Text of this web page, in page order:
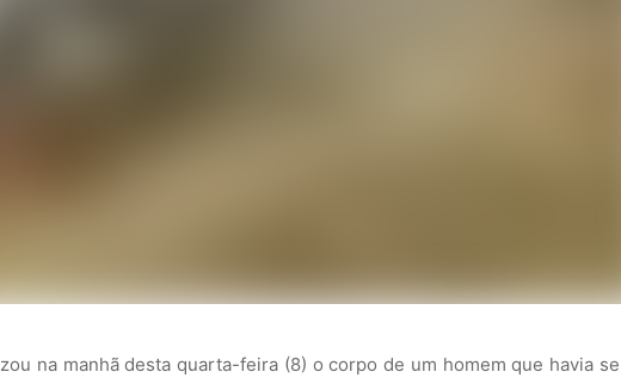
na manhã desta quarta-feira (8) o corpo de um homem que havia se